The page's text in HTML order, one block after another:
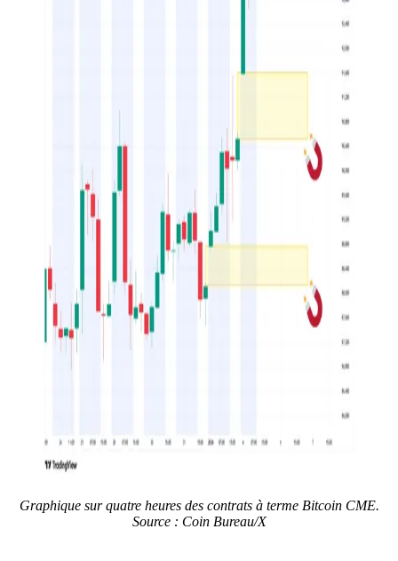
Graphique sur quatre heures des contrats à terme Bitcoin CME.
Source : Coin Bureau/X